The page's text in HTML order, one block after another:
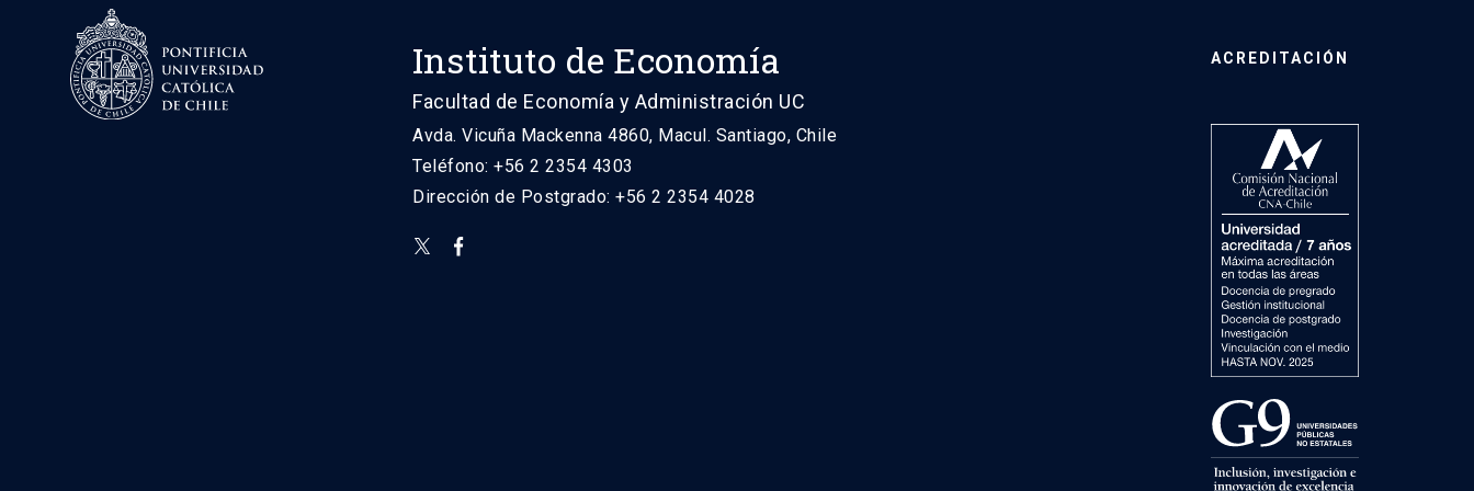
Instituto de Economía
Facultad de Economía y Administración UC
Avda. Vicuña Mackenna 4860, Macul. Santiago, Chile
Teléfono: +56 2 2354 4303
Dirección de Postgrado: +56 2 2354 4028
ACREDITACIÓN